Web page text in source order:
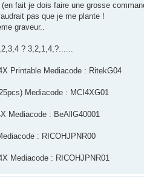
fait je dois faire une grosse
pas que je me plante !
graveur..
? 3,2,1,4,?......
Printable Mediacode : RitekG04
Mediacode : MCI4XG01
Mediacode : BeAllG40001
: RICOHJPNR00
Mediacode : RICOHJPNR01